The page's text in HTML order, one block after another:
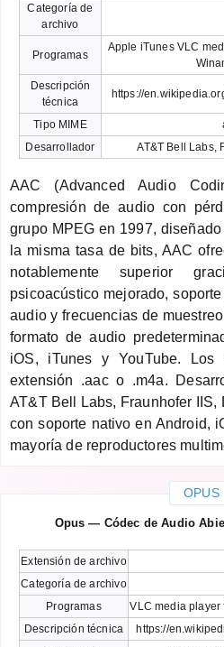
Categoría de
archivo
Programas
Apple iTunes VLC
Descripción
técnica
https://
Tipo MIME
Desarrollador
AT&T Bell Labs,
AAC (Advanced Audio
compresión de audio con
grupo MPEG en 1997,
la misma tasa de bits, AAC
notablemente superior
psicoacústico mejorado,
audio y frecuencias de
formato de audio
iOS, iTunes y YouTube.
extensión .aac o .m4a.
AT&T Bell Labs, Fraunhofer IIS,
con soporte nativo en Android,
mayoría de reproductores
OPUS
Opus — Códec de Audio
Extensión de archivo
Categoría de archivo
Programas
VLC media player
Descripción técnica
https://